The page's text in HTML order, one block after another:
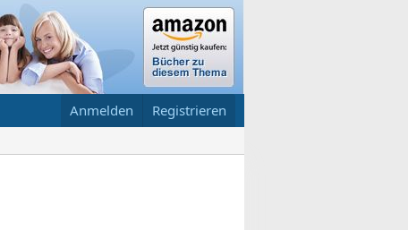
Anmelden Registrieren